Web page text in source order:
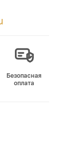
Безопасная
оплата